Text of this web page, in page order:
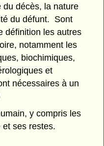
du décès, la nature
du défunt. Sont
définition les autres
notamment les
biochimiques,
et
nécessaires à un
y compris les
et ses restes.